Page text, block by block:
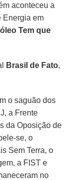
aconteceu a
Energia em
Tem que
Brasil de Fato,
o saguão dos
a Frente
da Oposição de
se, o
Sem Terra, o
a FIST e
no